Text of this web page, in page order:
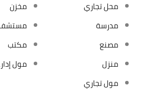
محل تجاري
مخزن
مدرسة
مصنع
مكتب
منزل
مول
مول تجاري